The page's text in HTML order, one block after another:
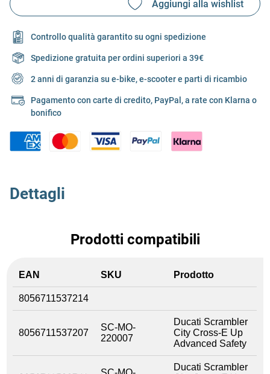
Controllo qualità garantito su ogni spedizione
Spedizione gratuita per ordini superiori a 39€
2 anni di garanzia su e-bike, e-scooter e parti di ricambio
Pagamento con carte di credito, PayPal, a rate con Klarna o
bonifico
Dettagli
Prodotti compatibili
EAN SKU Prodotto
8056711537214
8056711537207
SC-MO-
220007
Ducati Scrambler
City Cross-E Up
Advanced Safety
Ducati Scrambler